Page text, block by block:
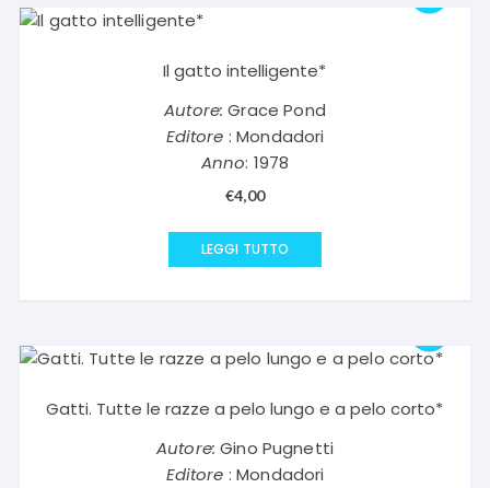
Il gatto intelligente*
Autore: Grace Pond
Editore : Mondadori
Anno: 1978
€4,00
LEGGI TUTTO
Gatti. Tutte le razze a pelo lungo e a pelo corto*
Autore: Gino Pugnetti
Editore : Mondadori